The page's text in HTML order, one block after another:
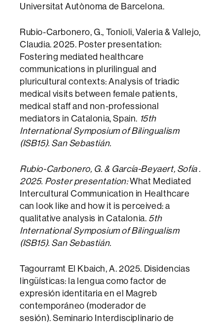
Universitat Autònoma de Barcelona.
Rubio-Carbonero, G., Tonioli, Valeria & Vallejo,
Claudia. 2025. Poster presentation:
Fostering mediated healthcare
communications in plurilingual and
pluricultural contexts: Analysis of triadic
medical visits between female patients,
medical staff and non-professional
mediators in Catalonia, Spain. 15th
International Symposium of Bilingualism
(ISB15). San Sebastián.
Rubio-Carbonero, G. & García-Beyaert, Sofía .
2025. Poster presentation:What Mediated
Intercultural Communication in Healthcare
can look like and how it is perceived: a
qualitative analysis in Catalonia. 5th
International Symposium of Bilingualism
(ISB15). San Sebastián.
Tagourramt El Kbaich, A. 2025. Disidencias
lingüísticas: la lengua como factor de
expresión identitaria en el Magreb
contemporáneo (moderador de
sesión). Seminario Interdisciplinario de